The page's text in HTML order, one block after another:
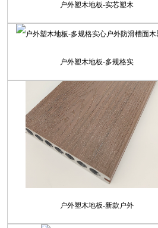
户外塑木地板-实芯塑木
户外塑木地板-多规格实
户外塑木地板-新款户外